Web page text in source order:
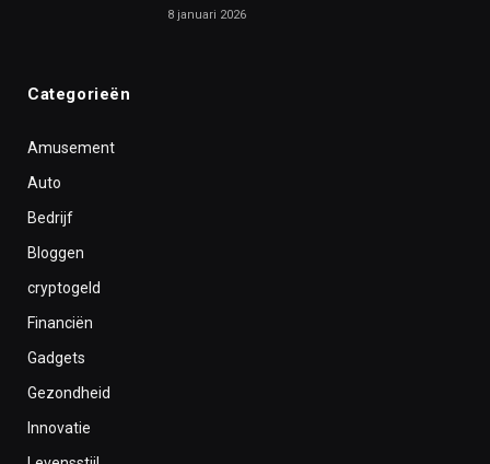
8 januari 2026
Categorieën
Amusement
Auto
Bedrijf
Bloggen
cryptogeld
Financiën
Gadgets
Gezondheid
Innovatie